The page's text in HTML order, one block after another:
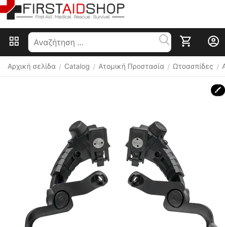
Αρχική σελίδα / Catalog / Ατομική Προστασία / Ωτοασπίδες /
🖍